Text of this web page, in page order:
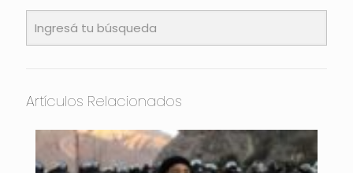
Artículos Relacionados